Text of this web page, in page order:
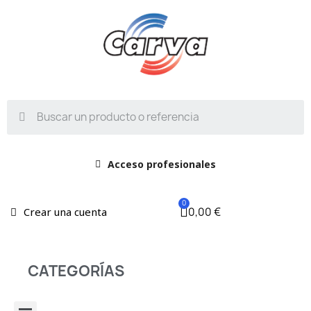
Acceso profesionales
Crear una cuenta 0,00 €
CATEGORÍAS